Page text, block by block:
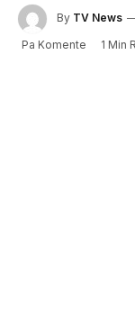
By TV News
Pa Komente 1 Min